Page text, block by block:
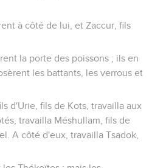
à côté de lui, et Zaccur, fils
la porte des poissons ; ils en
les battants, les verrous et
d'Urie, fils de Kots, travailla aux
travailla Méshullam, fils de
A côté d'eux, travailla Tsadok,